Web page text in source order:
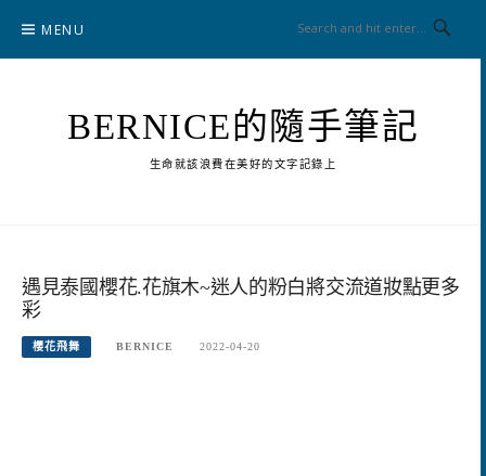
content
MENU
BERNICE的隨手筆記
生命就該浪費在美好的文字記錄上
遇見泰國櫻花.花旗木~迷人的粉白將交流道妝點更多
彩
櫻花飛舞 BERNICE 2022-04-20